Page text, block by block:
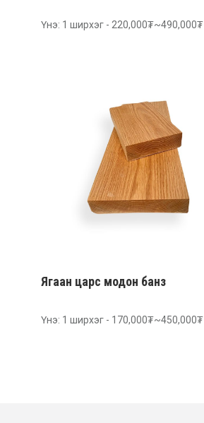
Үнэ: 1 ширхэг - 220,000₮~490,000₮
Ягаан царс модон банз
Үнэ: 1 ширхэг - 170,000₮~450,000₮